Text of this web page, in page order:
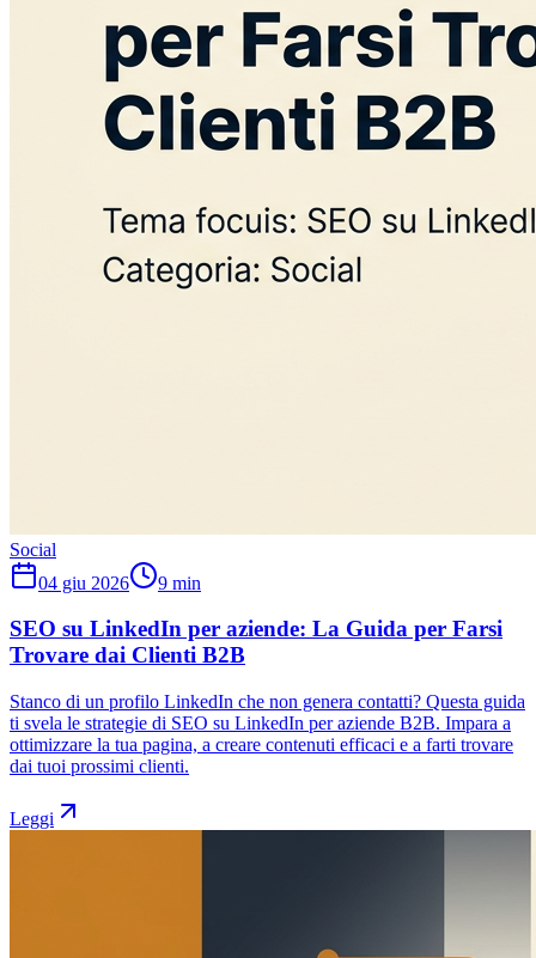
Social
04 giu 2026
9 min
SEO su LinkedIn per aziende: La Guida per Farsi
Trovare dai Clienti B2B
Stanco di un profilo LinkedIn che non genera contatti? Questa guida
ti svela le strategie di SEO su LinkedIn per aziende B2B. Impara a
ottimizzare la tua pagina, a creare contenuti efficaci e a farti trovare
dai tuoi prossimi clienti.
Leggi